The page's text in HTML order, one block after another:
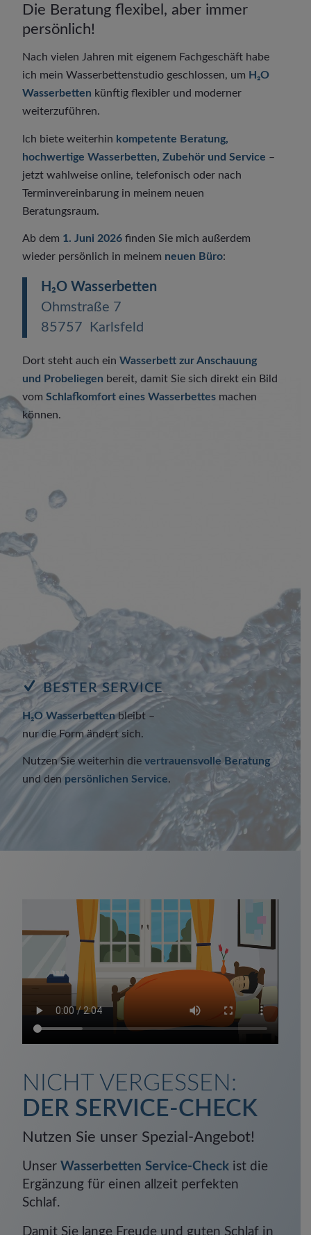
Die Beratung flexibel, aber immer
persönlich!
Nach vielen Jahren mit eigenem Fachgeschäft habe
ich mein Wasserbettenstudio geschlossen, um H₂O
Wasserbetten künftig flexibler und moderner
weiterzuführen.
Ich biete weiterhin kompetente Beratung,
hochwertige Wasserbetten, Zubehör und Service –
jetzt wahlweise online, telefonisch oder nach
Terminvereinbarung in meinem neuen
Beratungsraum.
Ab dem 1. Juni 2026 finden Sie mich außerdem
wieder persönlich in meinem neuen Büro:
H₂O Wasserbetten
Ohmstraße 7
85757 Karlsfeld
Dort steht auch einWasserbett zur Anschauung
und Probeliegen bereit, damit Sie sich direkt ein Bild
vomSchlafkomfort eines Wasserbettes machen
können.
BESTER SERVICE
H₂O Wasserbettenbleibt –
nur die Form ändert sich.
Nutzen Sie weiterhin dievertrauensvolle Beratung
und den persönlichen Service.
NICHT VERGESSEN:
DER SERVICE-CHECK
Nutzen Sie unser Spezial-Angebot!
UnserWasserbetten Service-Check ist die
Ergänzung für einen allzeit perfekten
Schlaf.
Damit Sie lange Freude und guten Schlaf in